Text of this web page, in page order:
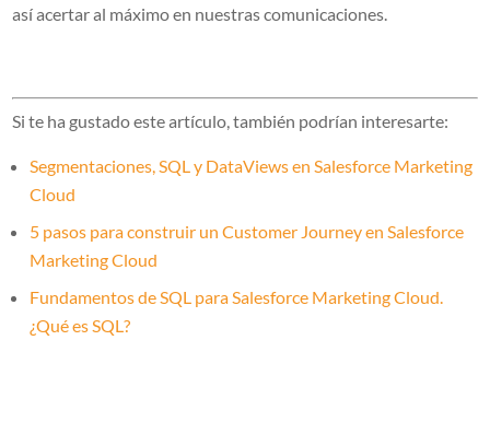
así acertar al máximo en nuestras comunicaciones.
Si te ha gustado este artículo, también podrían interesarte:
Segmentaciones, SQL y DataViews en Salesforce Marketing
Cloud
5 pasos para construir un Customer Journey en Salesforce
Marketing Cloud
Fundamentos de SQL para Salesforce Marketing Cloud.
¿Qué es SQL?